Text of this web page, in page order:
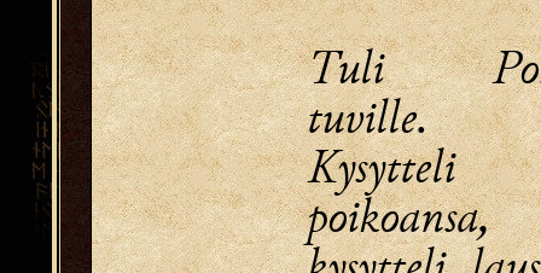
Tuli
tuville.
Kysytteli
poikoansa,